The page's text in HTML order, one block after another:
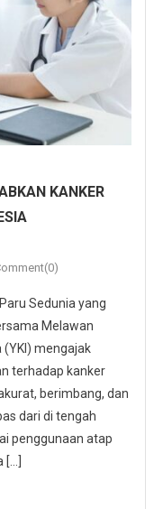
KANKER
Sedunia yang
Melawan
(YKI) mengajak
terhadap kanker
berimbang, dan
dari di tengah
penggunaan atap